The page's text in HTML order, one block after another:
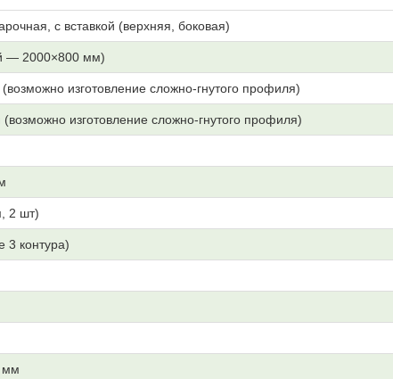
с вставкой (верхняя, боковая)
— 2000×800 мм)
изготовление сложно-гнутого профиля)
изготовление сложно-гнутого профиля)
2 шт)
3 контура)
мм